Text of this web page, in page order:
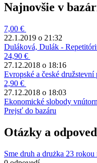
Najnovšie v
7,00 €
22.1.2019 o 21:32
Duláková, Dulák -
24,90 €
27.12.2018 o 18:16
Evropské a české
2,90 €
27.12.2018 o 18:03
Ekonomické slobody
Prejsť do bazáru
Otázky a
Sme druh a drużka 23